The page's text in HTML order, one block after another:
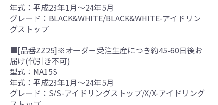
年式：平成23年1月～24年5月
グレード：BLACK&WHITE/BLACK&WHITE-アイドリン
グストップ
■[品番ZZ25]※オーダー受注生産につき約45-60日後お
届け(代引き不可)
型式：MA15S
年式：平成23年1月～24年5月
グレード：S/S-アイドリングストップ/X/X-アイドリング